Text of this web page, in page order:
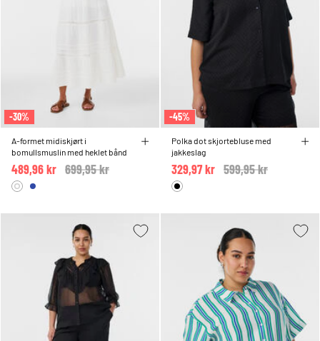
-30%
A-formet midiskjørt i
bomullsmuslin med heklet bånd
Price reduced from
699,95 kr
489,96 kr
-45%
Polka dot skjortebluse med
jakkeslag
Price reduced from
599,95 kr
329,97 kr